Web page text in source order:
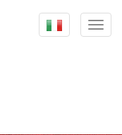
"logo":